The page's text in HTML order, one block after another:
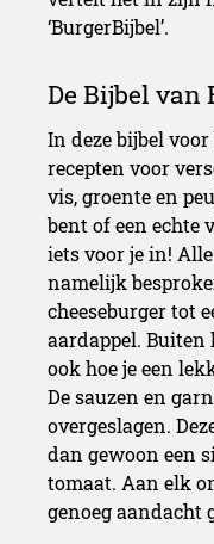
‘BurgerBijbel’.
In deze bijbel
recepten voor
vis, groente en
bent of een echte
iets voor je in!
namelijk
cheeseburger tot
aardappel. Buiten
ook hoe je een
De sauzen en
overgeslagen.
dan gewoon een
tomaat. Aan elk
genoeg aandacht